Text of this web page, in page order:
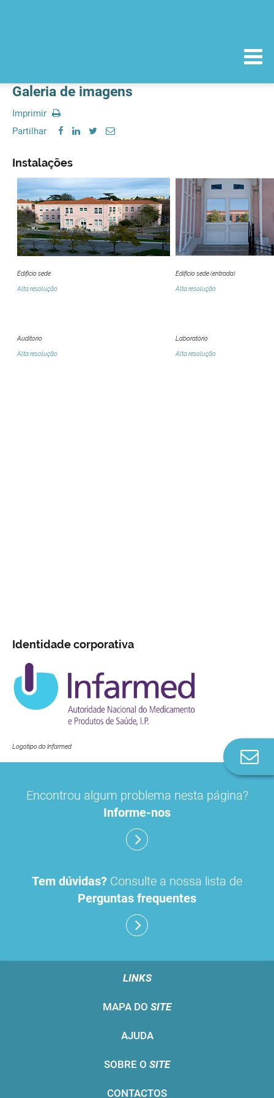
Galeria de imagens
Imprimir
Partilhar
Instalações
Edifício sede
Alta resolução
Edifício sede (entrada)
Alta resolução
Auditorio
Alta resolução
Laboratório
Alta resolução
Identidade corporativa
Logotipo do Infarmed
Encontrou algum problema nesta página?
Informe-nos
Tem dúvidas? Consulte a nossa lista de
Perguntas frequentes
LINKS
MAPA DO SITE
AJUDA
SOBRE O SITE
CONTACTOS